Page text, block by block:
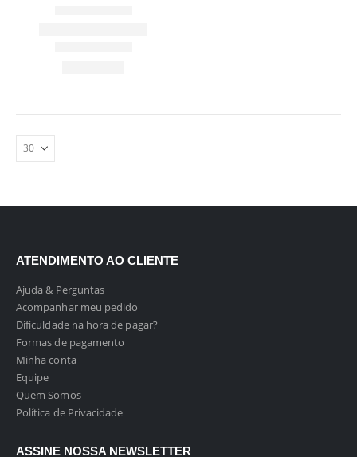
ATENDIMENTO AO CLIENTE
Ajuda & Perguntas
Acompanhar meu pedido
Dificuldade na hora de pagar?
Formas de pagamento
Minha conta
Equipe
Quem Somos
Política de Privacidade
ASSINE NOSSA NEWSLETTER